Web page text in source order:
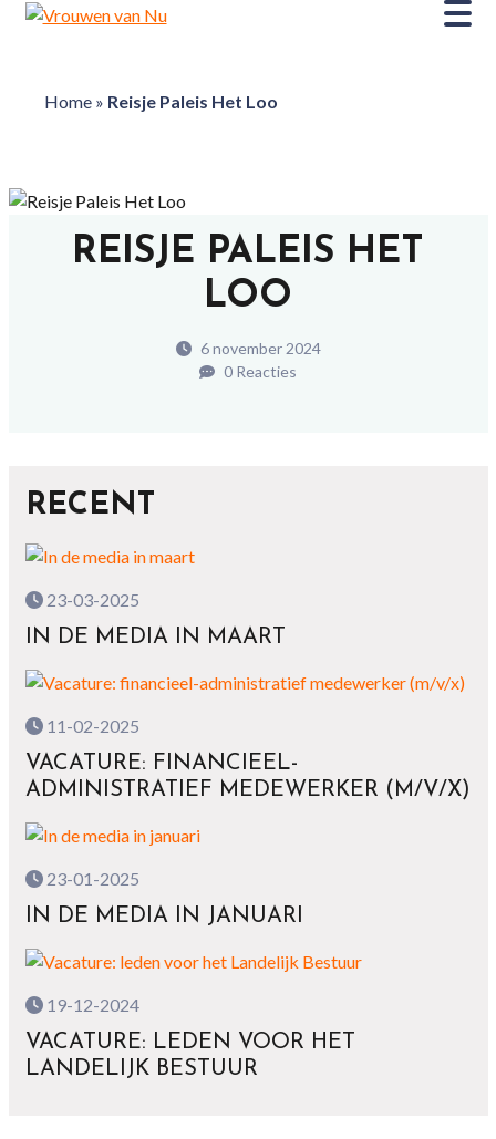
Home» Reisje Paleis Het Loo
REISJE PALEIS HET
LOO
6 november 2024
0 Reacties
RECENT
23-03-2025
IN DE MEDIA IN MAART
11-02-2025
VACATURE: FINANCIEEL-
ADMINISTRATIEF MEDEWERKER (M/V/X)
23-01-2025
IN DE MEDIA IN JANUARI
19-12-2024
VACATURE: LEDEN VOOR HET
LANDELIJK BESTUUR